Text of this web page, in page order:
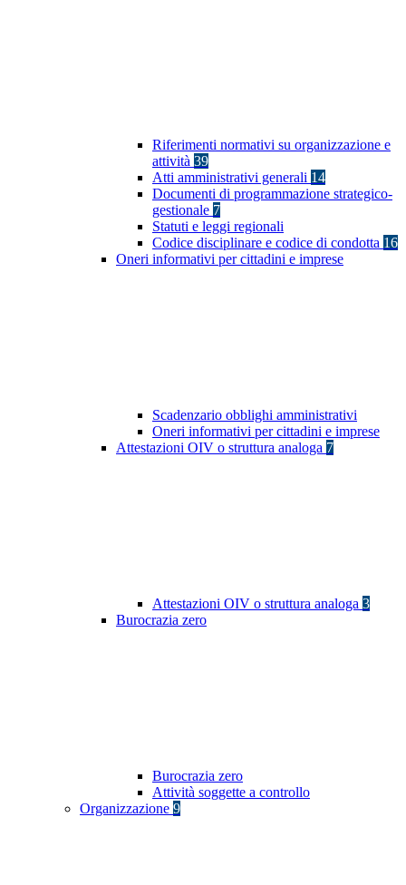
Riferimenti normativi su organizzazione e
attività 39
Atti amministrativi generali 14
Documenti di programmazione strategico-
gestionale 7
Statuti e leggi regionali
Codice disciplinare e codice di condotta 16
Oneri informativi per cittadini e imprese
Scadenzario obblighi amministrativi
Oneri informativi per cittadini e imprese
Attestazioni OIV o struttura analoga 7
Attestazioni OIV o struttura analoga 3
Burocrazia zero
Burocrazia zero
Attività soggette a controllo
Organizzazione 9